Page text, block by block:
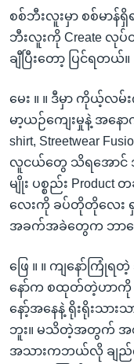
စစ်ဘီးလူးမှာ စစ်မာန်
ဘီးလူးကို Create လုပ်
ချီပြီးတော့ ပြင်ရတယ်။
မေး ။ ။ ဒီမှာ ကိုယ့်လမ်
မာ့ယဉ်ကျေးမှုနဲ့ အနော
shirt, Streetwear
လူငယ်တွေ သိရအောင်
မျိုး ပစ္စည်း
လေးကို ခပ်တိုတိုလေး ရှ
အခက်အခဲတွေက ဘာ
ဖြေ ။ ။ ကျနော်ကြုံ
နော်က စထုတ်တဲ့ဟာကို
နော့်အနေနဲ့ ရိုးရိုးသား
ဘူး။ မသိတဲ့အတွက် အစ
အသားကဘယ်လို ချည်